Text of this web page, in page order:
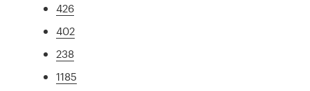
426
402
238
1185